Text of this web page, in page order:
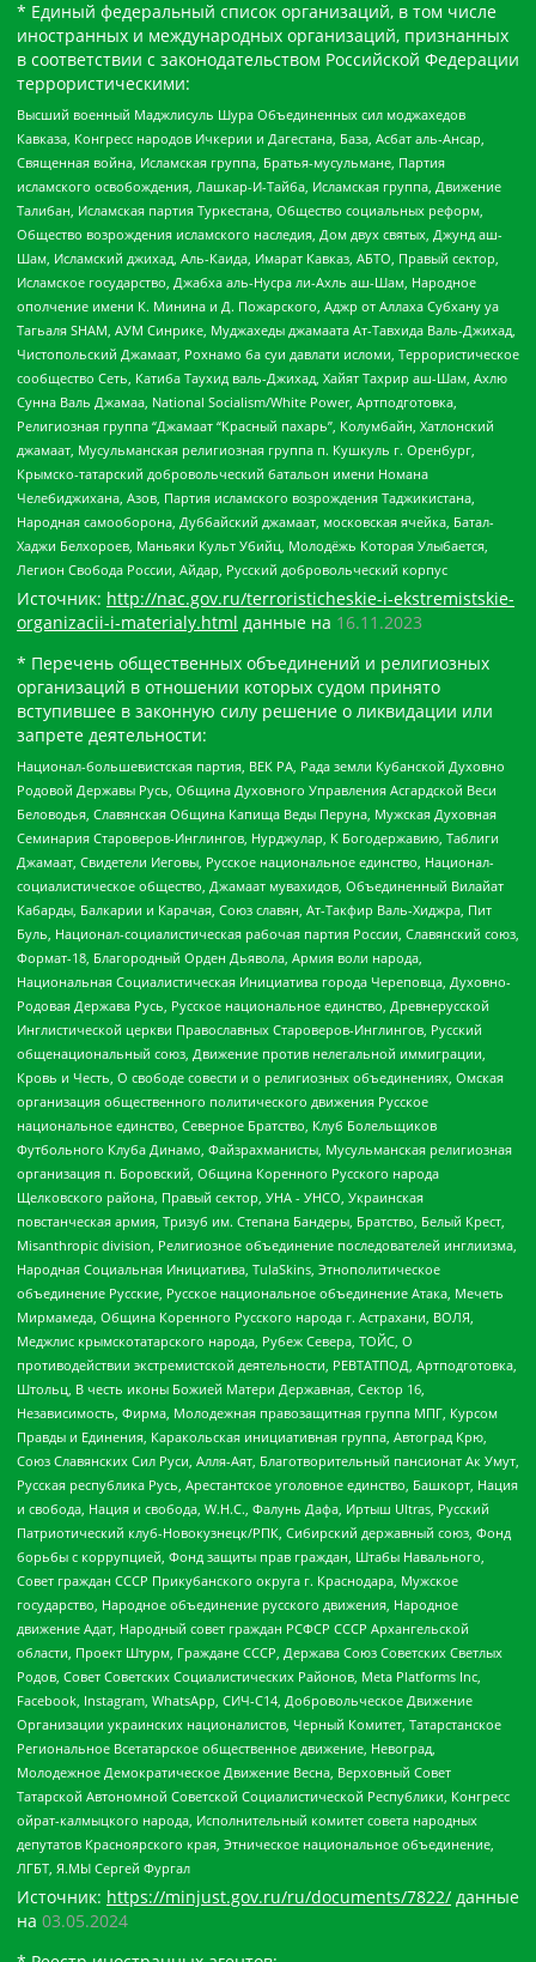
* Единый федеральный список организаций, в том числе
иностранных и международных организаций, признанных
в соответствии с законодательством Российской Федерации
террористическими:
Высший военный Маджлисуль Шура Объединенных сил моджахедов
Кавказа, Конгресс народов Ичкерии и Дагестана, База, Асбат аль-Ансар,
Священная война, Исламская группа, Братья-мусульмане, Партия
исламского освобождения, Лашкар-И-Тайба, Исламская группа, Движение
Талибан, Исламская партия Туркестана, Общество социальных реформ,
Общество возрождения исламского наследия, Дом двух святых, Джунд аш-
Шам, Исламский джихад, Аль-Каида, Имарат Кавказ, АБТО, Правый сектор,
Исламское государство, Джабха аль-Нусра ли-Ахль аш-Шам, Народное
ополчение имени К. Минина и Д. Пожарского, Аджр от Аллаха Субхану уа
Тагьаля SHAM, АУМ Синрике, Муджахеды джамаата Ат-Тавхида Валь-Джихад,
Чистопольский Джамаат, Рохнамо ба суи давлати исломи, Террористическое
сообщество Сеть, Катиба Таухид валь-Джихад, Хайят Тахрир аш-Шам, Ахлю
Сунна Валь Джамаа, National Socialism/White Power, Артподготовка,
Религиозная группа “Джамаат “Красный пахарь”, Колумбайн, Хатлонский
джамаат, Мусульманская религиозная группа п. Кушкуль г. Оренбург,
Крымско-татарский добровольческий батальон имени Номана
Челебиджихана, Азов, Партия исламского возрождения Таджикистана,
Народная самооборона, Дуббайский джамаат, московская ячейка, Батал-
Хаджи Белхороев, Маньяки Культ Убийц, Молодёжь Которая Улыбается,
Легион Свобода России, Айдар, Русский добровольческий корпус
Источник: http://nac.gov.ru/terroristicheskie-i-ekstremistskie-
organizacii-i-materialy.html данные на 16.11.2023
* Перечень общественных объединений и религиозных
организаций в отношении которых судом принято
вступившее в законную силу решение о ликвидации или
запрете деятельности:
Национал-большевистская партия, ВЕК РА, Рада земли Кубанской Духовно
Родовой Державы Русь, Община Духовного Управления Асгардской Веси
Беловодья, Славянская Община Капища Веды Перуна, Мужская Духовная
Семинария Староверов-Инглингов, Нурджулар, К Богодержавию, Таблиги
Джамаат, Свидетели Иеговы, Русское национальное единство, Национал-
социалистическое общество, Джамаат мувахидов, Объединенный Вилайат
Кабарды, Балкарии и Карачая, Союз славян, Ат-Такфир Валь-Хиджра, Пит
Буль, Национал-социалистическая рабочая партия России, Славянский союз,
Формат-18, Благородный Орден Дьявола, Армия воли народа,
Национальная Социалистическая Инициатива города Череповца, Духовно-
Родовая Держава Русь, Русское национальное единство, Древнерусской
Инглистической церкви Православных Староверов-Инглингов, Русский
общенациональный союз, Движение против нелегальной иммиграции,
Кровь и Честь, О свободе совести и о религиозных объединениях, Омская
организация общественного политического движения Русское
национальное единство, Северное Братство, Клуб Болельщиков
Футбольного Клуба Динамо, Файзрахманисты, Мусульманская религиозная
организация п. Боровский, Община Коренного Русского народа
Щелковского района, Правый сектор, УНА - УНСО, Украинская
повстанческая армия, Тризуб им. Степана Бандеры, Братство, Белый Крест,
Misanthropic division, Религиозное объединение последователей инглиизма,
Народная Социальная Инициатива, TulaSkins, Этнополитическое
объединение Русские, Русское национальное объединение Атака, Мечеть
Мирмамеда, Община Коренного Русского народа г. Астрахани, ВОЛЯ,
Меджлис крымскотатарского народа, Рубеж Севера, ТОЙС, О
противодействии экстремистской деятельности, РЕВТАТПОД, Артподготовка,
Штольц, В честь иконы Божией Матери Державная, Сектор 16,
Независимость, Фирма, Молодежная правозащитная группа МПГ, Курсом
Правды и Единения, Каракольская инициативная группа, Автоград Крю,
Союз Славянских Сил Руси, Алля-Аят, Благотворительный пансионат Ак Умут,
Русская республика Русь, Арестантское уголовное единство, Башкорт, Нация
и свобода, Нация и свобода, W.H.С., Фалунь Дафа, Иртыш Ultras, Русский
Патриотический клуб-Новокузнецк/РПК, Сибирский державный союз, Фонд
борьбы с коррупцией, Фонд защиты прав граждан, Штабы Навального,
Совет граждан СССР Прикубанского округа г. Краснодара, Мужское
государство, Народное объединение русского движения, Народное
движение Адат, Народный совет граждан РСФСР СССР Архангельской
области, Проект Штурм, Граждане СССР, Держава Союз Советских Светлых
Родов, Совет Советских Социалистических Районов, Meta Platforms Inc,
Facebook, Instagram, WhatsApp, СИЧ-С14, Добровольческое Движение
Организации украинских националистов, Черный Комитет, Татарстанское
Региональное Всетатарское общественное движение, Невоград,
Молодежное Демократическое Движение Весна, Верховный Совет
Татарской Автономной Советской Социалистической Республики, Конгресс
ойрат-калмыцкого народа, Исполнительный комитет совета народных
депутатов Красноярского края, Этническое национальное объединение,
ЛГБТ, Я.МЫ Сергей Фургал
Источник: https://minjust.gov.ru/ru/documents/7822/ данные
на 03.05.2024